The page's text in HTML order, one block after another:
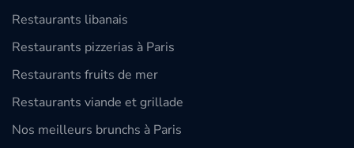
Restaurants libanais
Restaurants pizzerias à Paris
Restaurants fruits de mer
Restaurants viande et grillade
Nos meilleurs brunchs à Paris